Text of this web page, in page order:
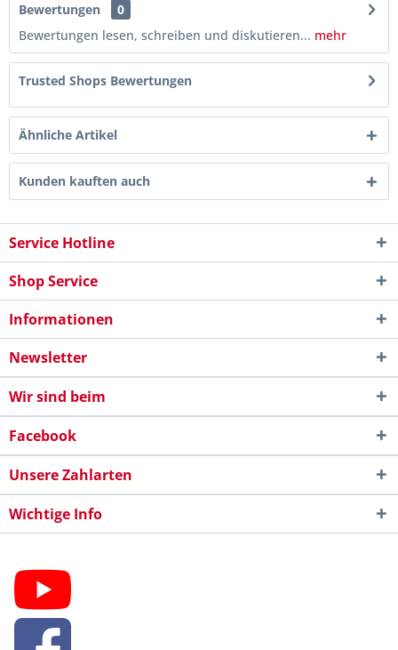
Bewertungen
0
Bewertungen lesen, schreiben und diskutieren... mehr
Trusted Shops Bewertungen
Ähnliche Artikel
Kunden kauften auch
Service Hotline
Shop Service
Informationen
Newsletter
Wir sind beim
Facebook
Unsere Zahlarten
Wichtige Info